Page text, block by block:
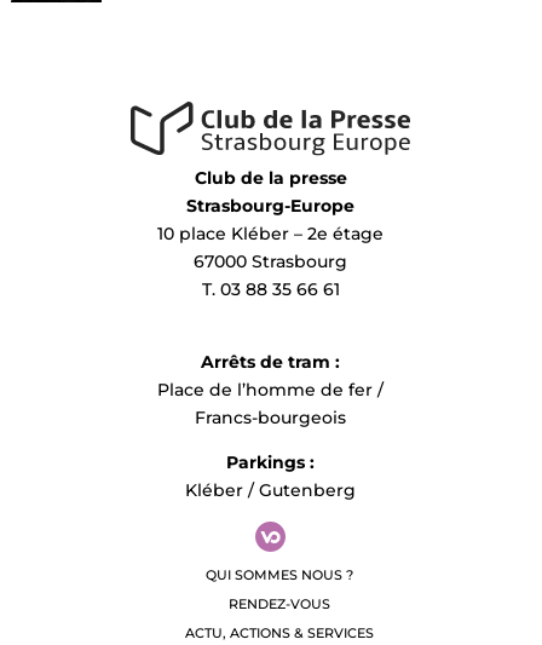
Veuillez trouver ici une sélection des images de presse.
Nous nous tenons à votre entière disposition pour toute
demande de complément d’information.
PR & Media Relations
FONDATION BEYELER
presse@fondationbeyeler.ch
Club de la presse
Strasbourg-Europe
10 place Kléber – 2e étage
67000 Strasbourg
T. 03 88 35 66 61
Arrêts de tram :
Place de l’homme de fer /
Francs-bourgeois
Parkings :
Kléber / Gutenberg
QUI SOMMES NOUS ?
RENDEZ-VOUS
ACTU, ACTIONS & SERVICES